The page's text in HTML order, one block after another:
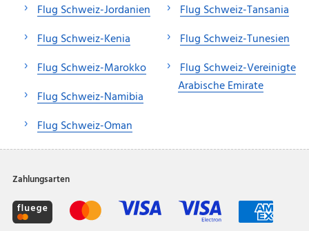
Flug Schweiz-Jordanien
Flug Schweiz-Kenia
Flug Schweiz-Marokko
Flug Schweiz-Namibia
Flug Schweiz-Oman
Flug Schweiz-Tansania
Flug Schweiz-Tunesien
Flug Schweiz-Vereinigte
Arabische Emirate